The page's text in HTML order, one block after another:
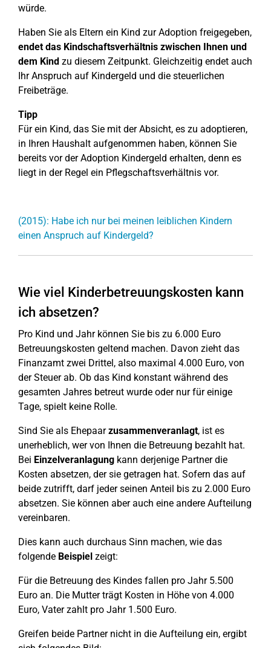
würde.
Haben Sie als Eltern ein Kind zur Adoption freigegeben,
endet das Kindschaftsverhältnis zwischen Ihnen und
dem Kind zu diesem Zeitpunkt. Gleichzeitig endet auch
Ihr Anspruch auf Kindergeld und die steuerlichen
Freibeträge.
Tipp
Für ein Kind, das Sie mit der Absicht, es zu adoptieren,
in Ihren Haushalt aufgenommen haben, können Sie
bereits vor der Adoption Kindergeld erhalten, denn es
liegt in der Regel ein Pflegschaftsverhältnis vor.
(2015): Habe ich nur bei meinen leiblichen Kindern
einen Anspruch auf Kindergeld?
Wie viel Kinderbetreuungskosten kann
ich absetzen?
Pro Kind und Jahr können Sie bis zu 6.000 Euro
Betreuungskosten geltend machen. Davon zieht das
Finanzamt zwei Drittel, also maximal 4.000 Euro, von
der Steuer ab. Ob das Kind konstant während des
gesamten Jahres betreut wurde oder nur für einige
Tage, spielt keine Rolle.
Sind Sie als Ehepaarzusammenveranlagt, ist es
unerheblich, wer von Ihnen die Betreuung bezahlt hat.
Bei Einzelveranlagung kann derjenige Partner die
Kosten absetzen, der sie getragen hat. Sofern das auf
beide zutrifft, darf jeder seinen Anteil bis zu 2.000 Euro
absetzen. Sie können aber auch eine andere Aufteilung
vereinbaren.
Dies kann auch durchaus Sinn machen, wie das
folgende Beispiel zeigt:
Für die Betreuung des Kindes fallen pro Jahr 5.500
Euro an. Die Mutter trägt Kosten in Höhe von 4.000
Euro, Vater zahlt pro Jahr 1.500 Euro.
Greifen beide Partner nicht in die Aufteilung ein, ergibt